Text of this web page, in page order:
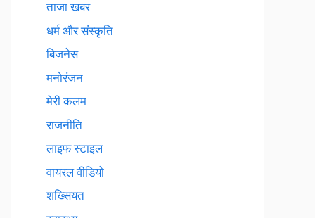
ताजा खबर
धर्म और संस्कृति
बिजनेस
मनोरंजन
मेरी कलम
राजनीति
लाइफ स्टाइल
वायरल वीडियो
शख्सियत